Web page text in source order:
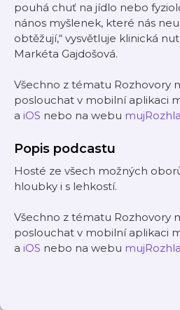
pouhá chuť na jídlo nebo
nános myšlenek, které nás
obtěžují,“ vysvětluje klinická
Markéta Gajdošová.
Všechno z tématu Rozhovory
poslouchat v mobilní aplikaci
a iOS nebo na webu
Popis podcastu
Hosté ze všech možných
hloubky i s lehkostí.
Všechno z tématu Rozhovory
poslouchat v mobilní aplikaci
a iOS nebo na webu